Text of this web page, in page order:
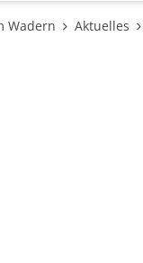
Wadern Aktuelles